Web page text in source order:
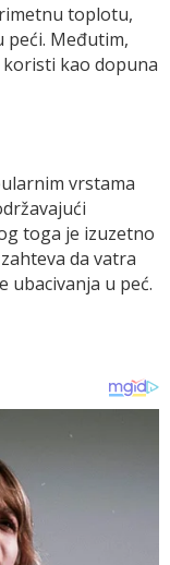
toplotu,
peći. Međutim,
kao dopuna
vrstama
toga je izuzetno
da vatra
u peć.